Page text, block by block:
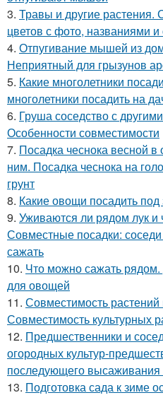
3. Травы и другие растения.
цветов с фото, названиями
4. Отпугивание мышей из
Неприятный для грызунов
5. Какие многолетники
многолетники посадить на
6. Груша соседство с
Особенности совместимости
7. Посадка чеснока весной в
ним. Посадка чеснока на
грунт
8. Какие овощи посадить
9. Уживаются ли рядом лук и
Совместные посадки: соседи
сажать
10. Что можно сажать
для овощей
11. Совместимость растений
Совместимость культурных
12. Предшественники и
огородных культур-
последующего высаживания
13. Подготовка сада к зиме